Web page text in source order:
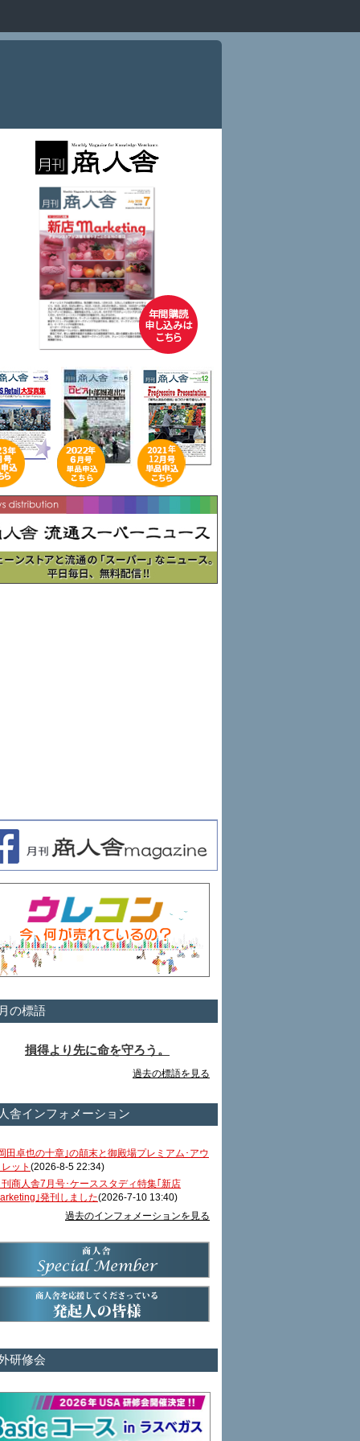
の標語
損得より先に命を守ろう。
過去の標語を見る
舎インフォメーション
田卓也の十章｣の顛末と御殿場プレミアム･アウ
ット (2026-8-5 22:34)
商人舎7月号･ケーススタディ特集｢新店
｣発刊しました(2026-7-10 13:40)
過去のインフォメーションを見る
研修会